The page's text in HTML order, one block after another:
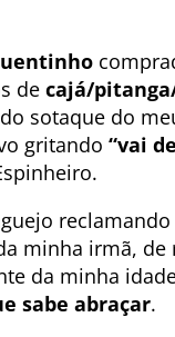
de cajá/
sotaque do
gritando “vai
minha irmã,
da minha
sabe abraçar.